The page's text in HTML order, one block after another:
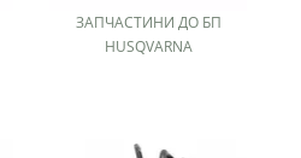
ЗАПЧАСТИНИ ДО БП
HUSQVARNA